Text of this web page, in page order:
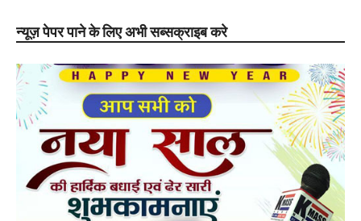
न्यूज़ पेपर पाने के लिए अभी सब्सक्राइब करे